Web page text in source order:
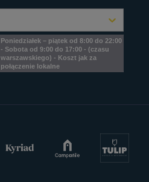
Poniedziałek – piątek od 8:00 do 22:00
- Sobota od 9:00 do 17:00 - (czasu
warszawskiego) - Koszt jak za
połączenie lokalne